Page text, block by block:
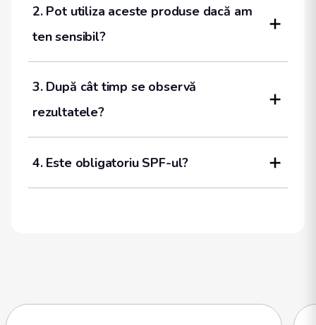
2. Pot utiliza aceste produse dacă am
ten sensibil?
3. După cât timp se observă
rezultatele?
4. Este obligatoriu SPF-ul?